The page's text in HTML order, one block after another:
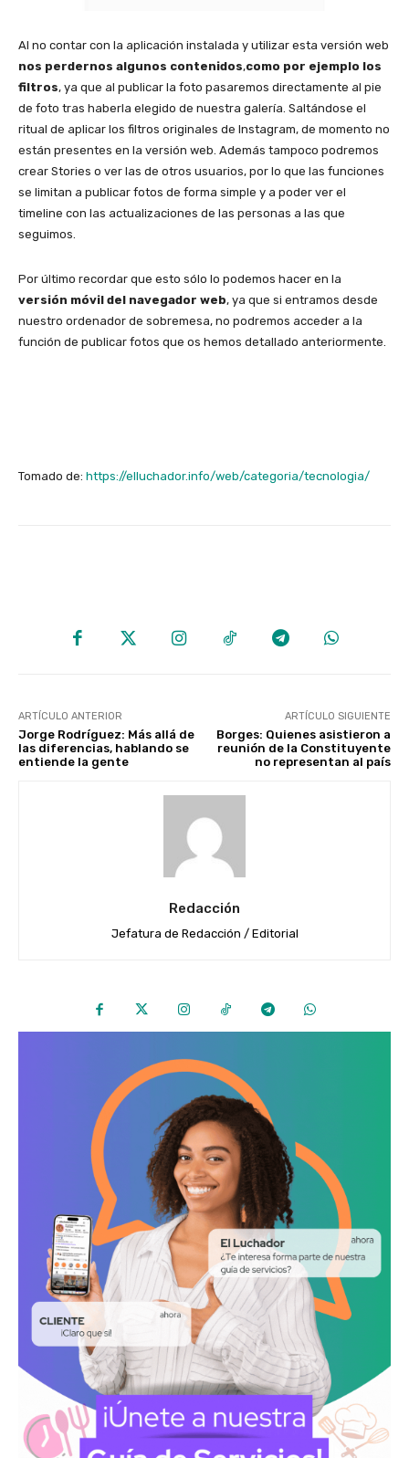
Al no contar con la aplicación instalada y utilizar esta versión web
nos perdernos algunos contenidos,como por ejemplo los
filtros, ya que al publicar la foto pasaremos directamente al pie
de foto tras haberla elegido de nuestra galería. Saltándose el
ritual de aplicar los filtros originales de Instagram, de momento no
están presentes en la versión web. Además tampoco podremos
crear Stories o ver las de otros usuarios, por lo que las funciones
se limitan a publicar fotos de forma simple y a poder ver el
timeline con las actualizaciones de las personas a las que
seguimos.
Por último recordar que esto sólo lo podemos hacer en la
versión móvil del navegador web, ya que si entramos desde
nuestro ordenador de sobremesa, no podremos acceder a la
función de publicar fotos que os hemos detallado anteriormente.
Tomado de: https://elluchador.info/web/categoria/tecnologia/
ARTÍCULO ANTERIOR
Jorge Rodríguez: Más allá de
las diferencias, hablando se
entiende la gente
ARTÍCULO SIGUIENTE
Borges: Quienes asistieron a
reunión de la Constituyente
no representan al país
Redacción
Jefatura de Redacción / Editorial